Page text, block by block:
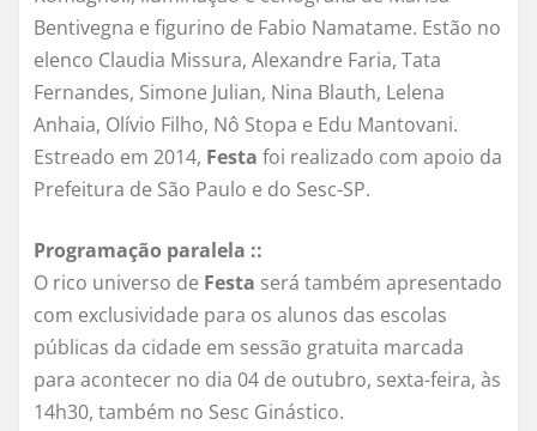
Bentivegna e figurino de Fabio Namatame. Estão no
elenco Claudia Missura, Alexandre Faria, Tata
Fernandes, Simone Julian, Nina Blauth, Lelena
Anhaia, Olívio Filho, Nô Stopa e Edu Mantovani.
Estreado em 2014, Festa foi realizado com apoio da
Prefeitura de São Paulo e do Sesc-SP.
Programação paralela ::
O rico universo de Festa será também apresentado
com exclusividade para os alunos das escolas
públicas da cidade em sessão gratuita marcada
para acontecer no dia 04 de outubro, sexta-feira, às
14h30, também no Sesc Ginástico.